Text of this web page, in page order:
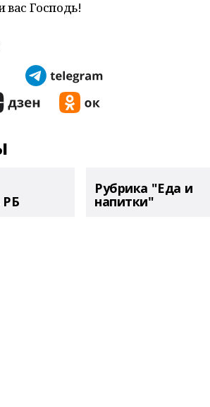
вас Господь!
РБ
Рубрика "Еда и
напитки"